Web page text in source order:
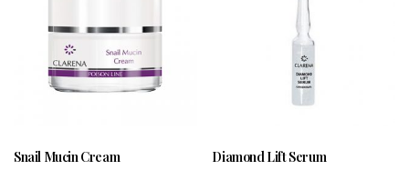
Snail Mucin Cream Diamond Lift Serum